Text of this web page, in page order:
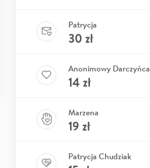
Patrycja
30 zł
Anonimowy Darczyńca
14 zł
Marzena
19 zł
Patrycja Chudziak